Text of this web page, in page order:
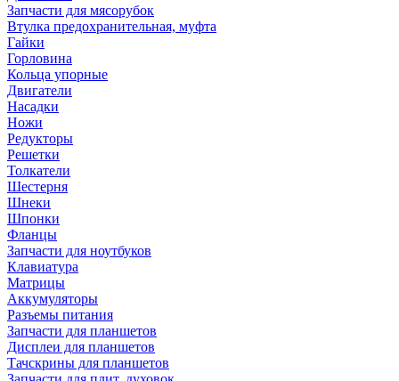
Запчасти для мясорубок
Втулка предохранительная, муфта
Гайки
Горловина
Кольца упорные
Двигатели
Насадки
Ножи
Редукторы
Решетки
Толкатели
Шестерня
Шнеки
Шпонки
Фланцы
Запчасти для ноутбуков
Клавиатура
Матрицы
Аккумуляторы
Разъемы питания
Запчасти для планшетов
Дисплеи для планшетов
Тачскрины для планшетов